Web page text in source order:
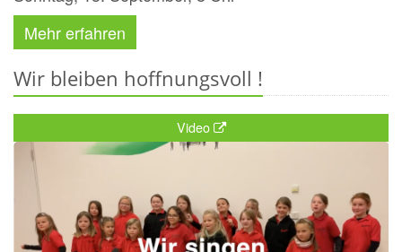
Mehr erfahren
Wir bleiben hoffnungsvoll !
Video